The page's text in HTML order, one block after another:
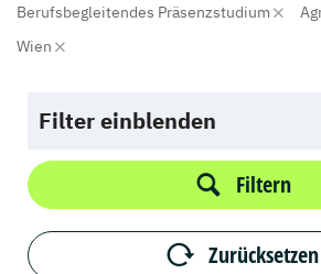
Berufsbegleitendes Präsenzstudium
Wien
Filter einblenden
Filtern
Zurücksetzen